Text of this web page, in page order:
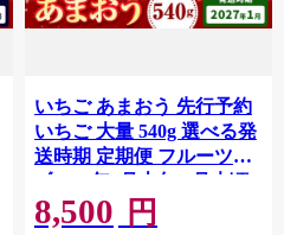
いちご あまおう 先行予約
いちご 大量 540g 選べる発
送時期 定期便 フルーツ
《2027年1月上旬-1月末頃
出荷》苺 旬 くだもの 果物
福岡県 小竹町
8,500 円